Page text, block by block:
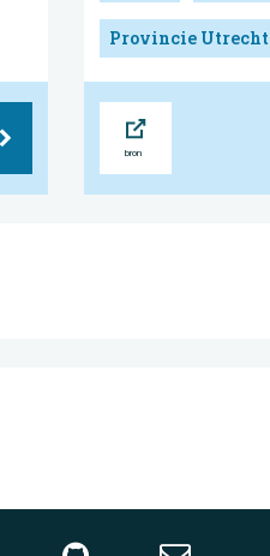
Provincie Utrecht